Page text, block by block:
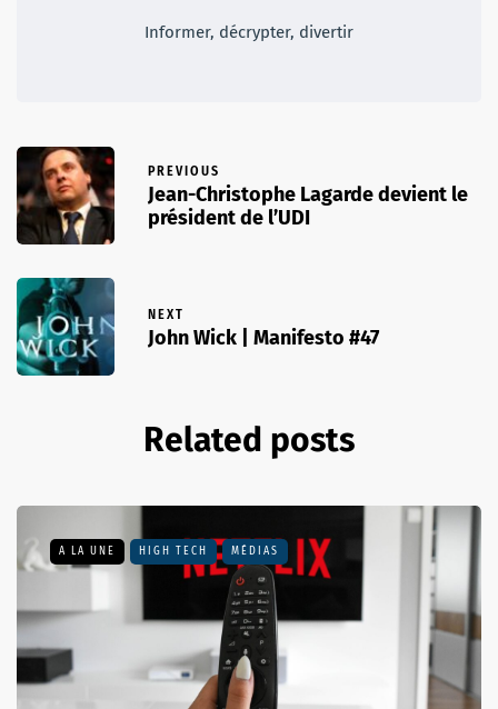
Informer, décrypter, divertir
PREVIOUS
Jean-Christophe Lagarde devient le
président de l’UDI
NEXT
John Wick | Manifesto #47
Related posts
A LA UNE HIGH TECH MÉDIAS